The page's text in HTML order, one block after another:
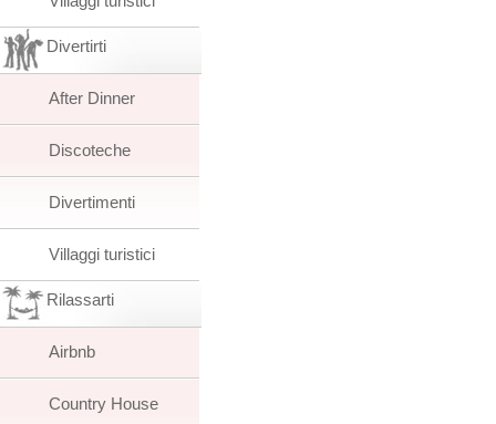
Divertirti
After Dinner
Discoteche
Divertimenti
Villaggi turistici
Rilassarti
Airbnb
Country House